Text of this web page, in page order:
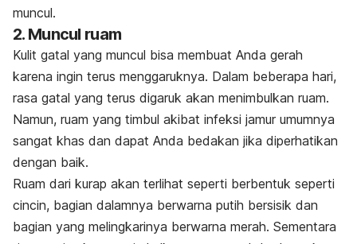
muncul.
2. Muncul ruam
Kulit gatal yang muncul bisa membuat Anda gerah
karena ingin terus menggaruknya. Dalam beberapa hari,
rasa gatal yang terus digaruk akan menimbulkan ruam.
Namun, ruam yang timbul akibat infeksi jamur umumnya
sangat khas dan dapat Anda bedakan jika diperhatikan
dengan baik.
Ruam dari kurap akan terlihat seperti berbentuk seperti
cincin, bagian dalamnya berwarna putih bersisik dan
bagian yang melingkarinya berwarna merah. Sementara